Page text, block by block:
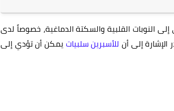
النوبات القلبية والسكتة الدماغية، خصوصاً لدى
إلى أن للأسبرين سلبياتيمكن أن تؤدي إلى